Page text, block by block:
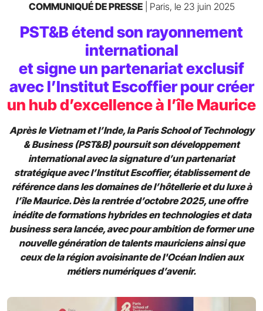
COMMUNIQUÉ DE PRESSE| Paris, le 23 juin 2025
PST&B étend son rayonnement
international
et signe un partenariat exclusif
avec l’Institut Escoffier pour créer
un hub d’excellence à l’île Maurice
Après le Vietnam et l’Inde, la Paris School of Technology
& Business (PST&B) poursuit son développement
international avec la signature d’un partenariat
stratégique avec l’Institut Escoffier, établissement de
référence dans les domaines de l’hôtellerie et du luxe à
l’île Maurice. Dès la rentrée d’octobre 2025, une offre
inédite de formations hybrides en technologies et data
business sera lancée, avec pour ambition de former une
nouvelle génération de talents mauriciens ainsi que
ceux de la région avoisinante de l'Océan Indien aux
métiers numériques d’avenir.